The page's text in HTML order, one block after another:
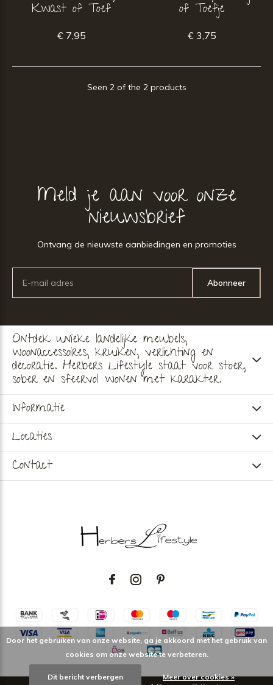
Kwast of Toef
€ 7,95
of Toefje
€ 3,75
Seen 2 of the 2 products
Meld je aan voor onze
nieuwsbrief
Ontvang de nieuwste aanbiedingen en promoties
Abonneer
Ontdek unieke landelijke meubels,
woonaccessoires, kruiken, verlichting en
decoratie. Herbers Lifestyle staat voor stoer,
sober en sfeervol wonen met karakter.
Informatie
Locaties
Contact
Door het gebruiken van onze website, ga je akkoord met het gebruik van
cookies om onze website te verbeteren.
Dit bericht verbergen Meer over cookies »